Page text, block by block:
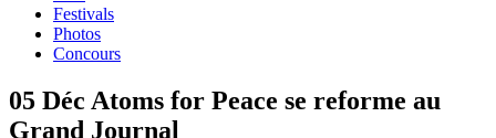
Festivals
Photos
Concours
05 Déc Atoms for Peace se reforme au
Grand Journal